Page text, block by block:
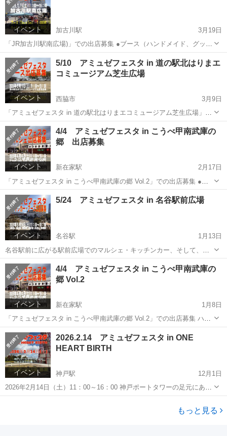
2026年...
イベント 加古川駅
3月19日
「JR加古川駅南広場)」での出店募集 ●ブース（ハンドメイド、グッズ
販売、ワークショップ、家庭不用品、遊戯） ●キッチンカー イベント
では、ダンスや音楽のステージも行われます。 日時 2026年7月11
日...
兵庫 加古川市 フリーマーケット
キッチンカー
イベント
5/10 アミュゼフェスタ in 道の駅北はりまエ
コミュージアム芝生広場
西脇市
3月9日
「アミュゼフェスタ in 道の駅北はりまエコミュージアム芝生広場」で
の出店募集 ●ブース（ハンドメイド作品、グッズ販売、ワークショッ
プ、家庭不用品、遊戯） 会場内では、ダンスや音楽のステージも行
われます。 ●道の駅北...
兵庫 西脇市 フリーマーケット 多肉
イベント
4/4 アミュゼフェスタ in こうべ甲南武庫の
郷 出店募集
新在家駅
2月17日
「アミュゼフェスタ in こうべ甲南武庫の郷 Vol.2」での出店募集 ●ブ
ース（ハンドメイド作品、グッズ販売、ワークショップ、家庭不用
品、遊戯） 会場内では、ダンスや音楽のステージも行われます。 日
時 2026年...
兵庫 神戸市 フリーマーケット コロナ
イベント
5/24 アミュゼフェスタ in 名谷駅前広場
名谷駅
1月13日
名谷駅前に広がる駅前広場でのマルシェ・キッチンカー、そして、ス
テージのイベントです。 お買い物などで多くの人でにぎわう名谷駅前
の商業施設が立ち並ぶ広場で、アミュゼフェスタを開催。 「アミュゼ
フェスタ in 名谷駅前広...
兵庫 神戸市 フリーマーケット キッチンカー
イベント
4/4 アミュゼフェスタ in こうべ甲南武庫の
郷 Vol.2
新在家駅
1月8日
「アミュゼフェスタ in こうべ甲南武庫の郷 Vol.2」での出店募集 ハン
ドメイド作品、グッズ販売、ワークショップ、家庭不用品、遊戯など
の出店を募集。 会場内では、ダンスや音楽のステージも行われます。
日時 ...
兵庫 神戸市 フリーマーケット
イベント
2026.2.14 アミュゼフェスタ in ONE
HEART BIRTH
神戸駅
12月1日
2026年2月14日（土）11：00～16：00 神戸ポートタワーの足元にある
広場「ONE HEART BIRTH」において、マルシェ＆キッチンカーと、
ステージのイベントを開催します。 神戸の観光の一等地、神戸ポー
もっと見る